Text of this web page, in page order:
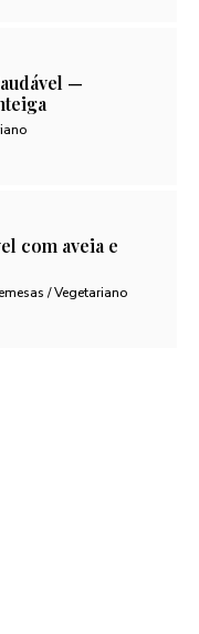
—
com aveia e
/ Vegetariano